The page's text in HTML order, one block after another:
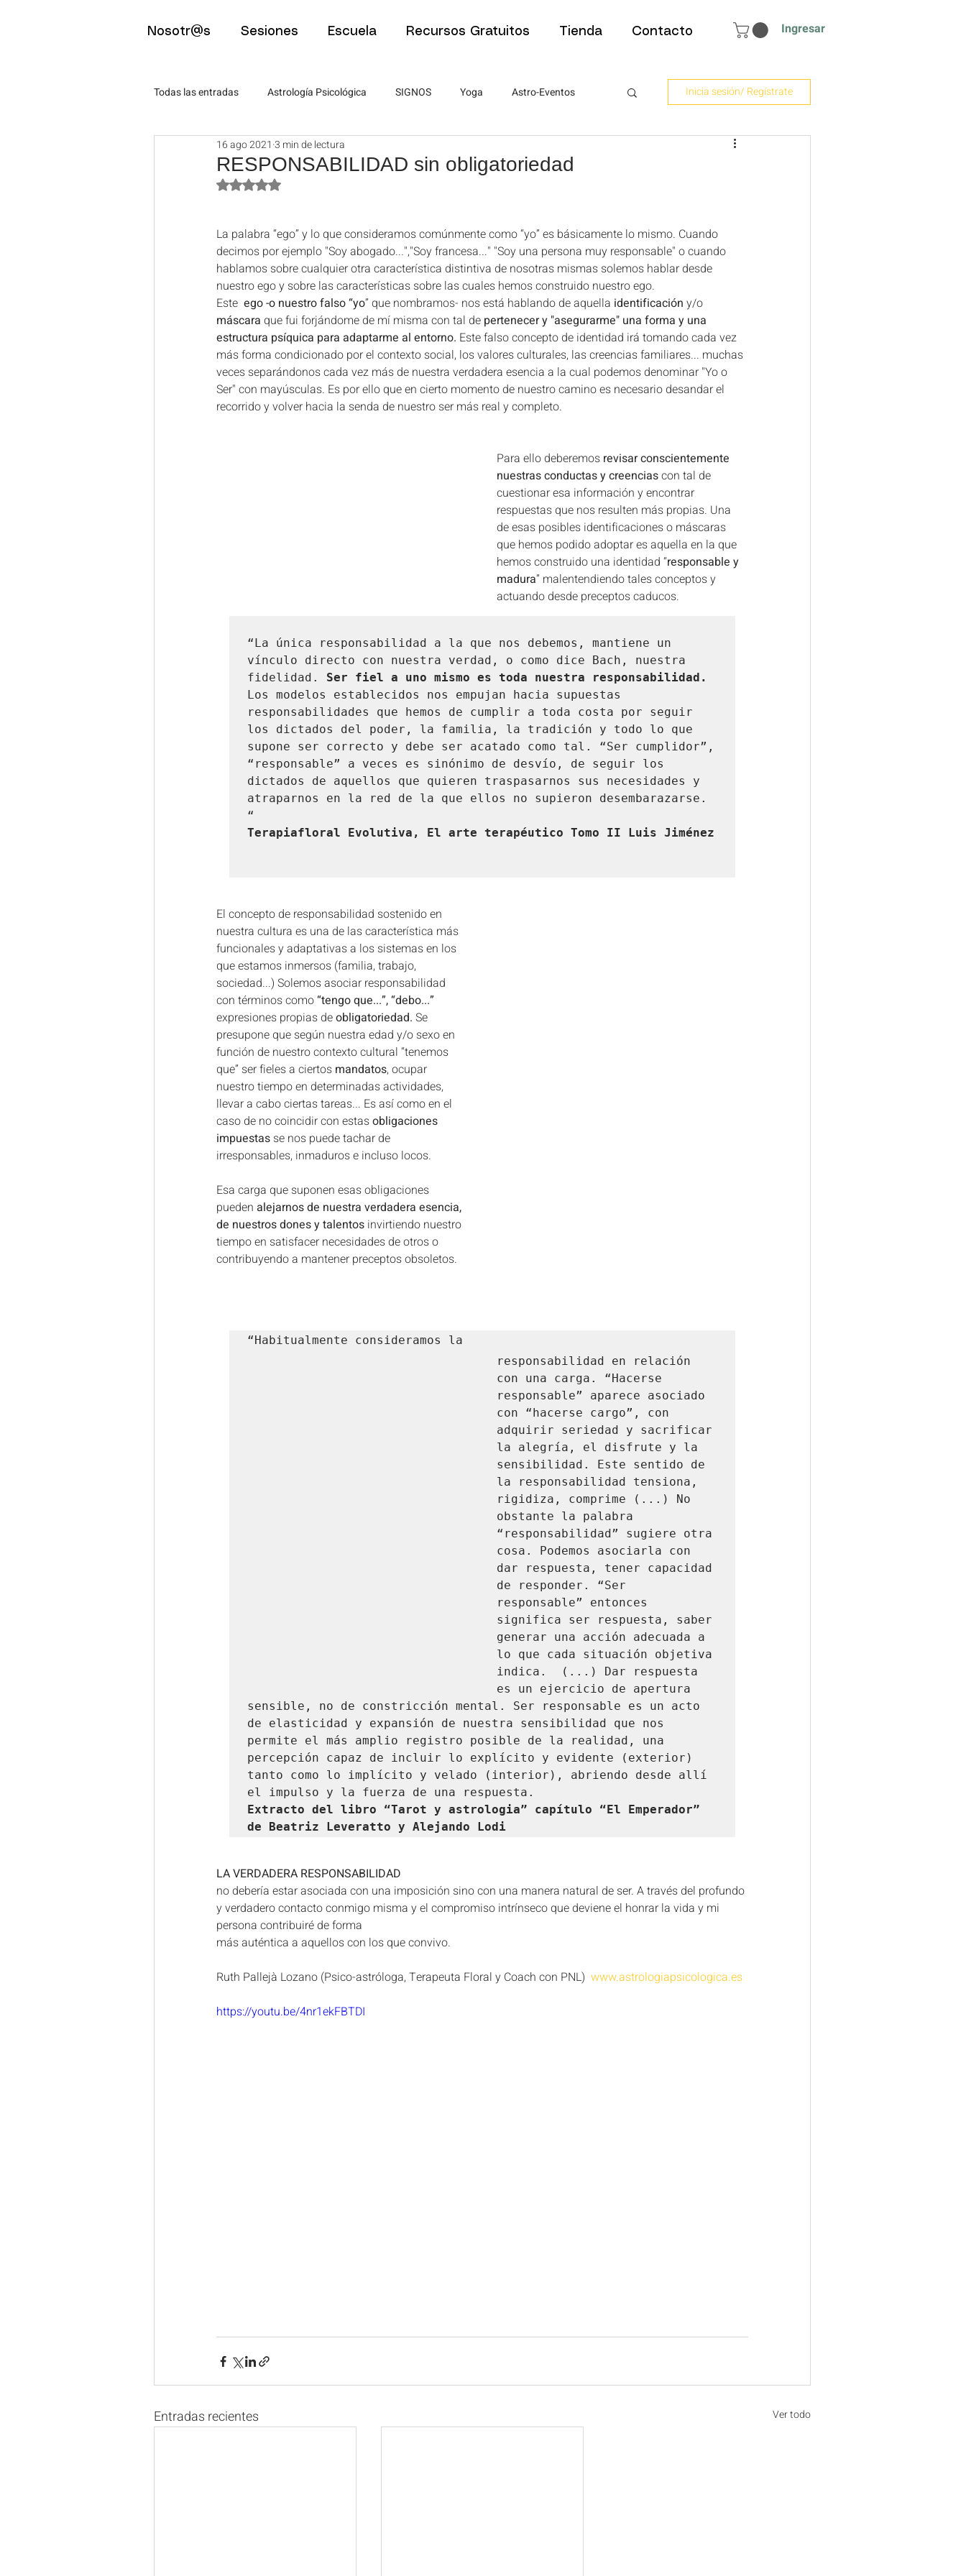
Nosotr@s Sesiones Escuela Recursos Gratuitos Tienda Contacto Ingresar
Todas las entradas Astrología Psicológica SIGNOS Yoga Astro-Eventos
Astro-Eventos Psicología
Artículos para estudiantes PNL ABC de la Astrología ABC de la Astrología
Eutonía Eclipses y Fases lunares Eclipses y Fases lunares
Eclipses y Fases lunares Revolución solar Revolución solar Revolución solar
Inicia sesión/ Regístrate
RESPONSABILIDAD sin obligatoriedad
16 ago 2021 3 min de lectura
Obtuvo NaN de 5 estrellas.
La palabra “ego” y lo que consideramos comúnmente como “yo” es básicamente lo mismo. Cuando
decimos por ejemplo "Soy abogado...","Soy francesa..." "Soy una persona muy responsable" o cuando
hablamos sobre cualquier otra característica distintiva de nosotras mismas solemos hablar desde
nuestro ego y sobre las características sobre las cuales hemos construido nuestro ego.
Este ego -o nuestro falso “yo” que nombramos- nos está hablando de aquella identificación y/o
máscara que fui forjándome de mí misma con tal de pertenecer y "asegurarme" una forma y una
estructura psíquica para adaptarme al entorno. Este falso concepto de identidad irá tomando cada vez
más forma condicionado por el contexto social, los valores culturales, las creencias familiares... muchas
veces separándonos cada vez más de nuestra verdadera esencia a la cual podemos denominar "Yo o
Ser" con mayúsculas. Es por ello que en cierto momento de nuestro camino es necesario desandar el
recorrido y volver hacia la senda de nuestro ser más real y completo.
Para ello deberemos revisar conscientemente
nuestras conductas y creencias con tal de
cuestionar esa información y encontrar
respuestas que nos resulten más propias. Una
de esas posibles identificaciones o máscaras
que hemos podido adoptar es aquella en la que
hemos construido una identidad “responsable y
madura” malentendiendo tales conceptos y
actuando desde preceptos caducos.
“La única responsabilidad a la que nos debemos, mantiene un
vínculo directo con nuestra verdad, o como dice Bach, nuestra
fidelidad. Ser fiel a uno mismo es toda nuestra responsabilidad.
Los modelos establecidos nos empujan hacia supuestas
responsabilidades que hemos de cumplir a toda costa por seguir
los dictados del poder, la familia, la tradición y todo lo que
supone ser correcto y debe ser acatado como tal. “Ser cumplidor”,
“responsable” a veces es sinónimo de desvío, de seguir los
dictados de aquellos que quieren traspasarnos sus necesidades y
atraparnos en la red de la que ellos no supieron desembarazarse.
Terapiafloral Evolutiva, El arte terapéutico Tomo II Luis Jiménez
El concepto de responsabilidad sostenido en
nuestra cultura es una de las característica más
funcionales y adaptativas a los sistemas en los
que estamos inmersos (familia, trabajo,
sociedad...) Solemos asociar responsabilidad
con términos como “tengo que...”, “debo...”
expresiones propias de obligatoriedad. Se
presupone que según nuestra edad y/o sexo en
función de nuestro contexto cultural “tenemos
que” ser fieles a ciertos mandatos, ocupar
nuestro tiempo en determinadas actividades,
llevar a cabo ciertas tareas... Es así como en el
caso de no coincidir con estas obligaciones
impuestas se nos puede tachar de
irresponsables, inmaduros e incluso locos.
Esa carga que suponen esas obligaciones
pueden alejarnos de nuestra verdadera esencia,
de nuestros dones y talentos invirtiendo nuestro
tiempo en satisfacer necesidades de otros o
contribuyendo a mantener preceptos obsoletos.
“Habitualmente consideramos la
responsabilidad en relación
con una carga. “Hacerse
responsable” aparece asociado
con “hacerse cargo”, con
adquirir seriedad y sacrificar
la alegría, el disfrute y la
sensibilidad. Este sentido de
la responsabilidad tensiona,
rigidiza, comprime (...) No
obstante la palabra
“responsabilidad” sugiere otra
cosa. Podemos asociarla con
dar respuesta, tener capacidad
de responder. “Ser
responsable” entonces
significa ser respuesta, saber
generar una acción adecuada a
lo que cada situación objetiva
indica.  (...) Dar respuesta
es un ejercicio de apertura
sensible, no de constricción mental. Ser responsable es un acto
de elasticidad y expansión de nuestra sensibilidad que nos
permite el más amplio registro posible de la realidad, una
percepción capaz de incluir lo explícito y evidente (exterior)
tanto como lo implícito y velado (interior), abriendo desde allí
Extracto del libro “Tarot y astrologia” capítulo “El Emperador”
de Beatriz Leveratto y Alejando Lodi
LA VERDADERA RESPONSABILIDAD
no debería estar asociada con una imposición sino con una manera natural de ser. A través del profundo
y verdadero contacto conmigo misma y el compromiso intrínseco que deviene el honrar la vida y mi
persona contribuiré de forma
más auténtica a aquellos con los que convivo.
Ruth Pallejà Lozano (Psico-astróloga, Terapeuta Floral y Coach con PNL) www.astrologiapsicologica.es
https://youtu.be/4nr1ekFBTDI
Entradas recientes Ver todo